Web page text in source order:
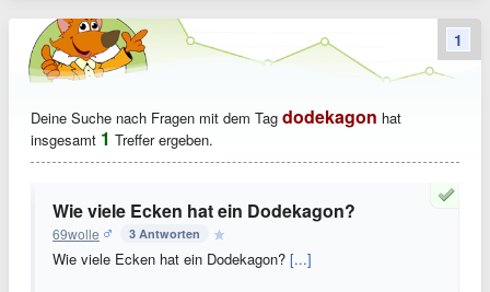
Deine Suche nach Fragen mit dem Tag dodekagon hat
insgesamt 1 Treffer ergeben.
Wie viele Ecken hat ein Dodekagon?
69wolle 3 Antworten
Wie viele Ecken hat ein Dodekagon? [...]
1